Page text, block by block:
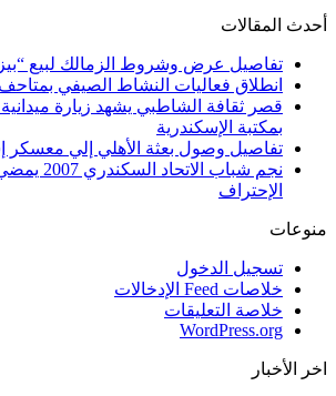
أحدث المقالات
تفاصيل عرض وشروط الزمالك لبيع
انطلاق فعاليات النشاط الصيفي بمتاحف
قصر ثقافة الشاطبي يشهد زيارة
بمكتبة الإسكندرية
تفاصيل وصول بعثة الأهلي إلي معسكر
نجم شباب
الإحتراف
منوعات
تسجيل الدخول
خلاصات Feed الإدخالات
خلاصة التعليقات
WordPress.org
اخر الأخبار